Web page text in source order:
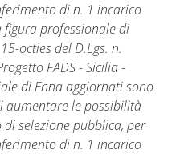
di n. 1 incarico
professionale di
octies del D.Lgs. n.
FADS - Sicilia -
di Enna aggiornati sono
aumentare le possibilità
di selezione pubblica, per
di n. 1 incarico